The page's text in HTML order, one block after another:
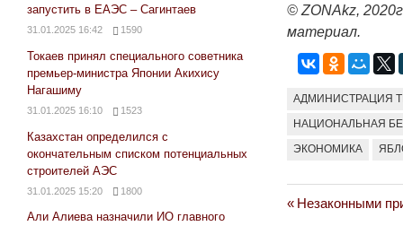
© ZONAkz, 2020
материал.
АДМИНИСТРАЦИЯ
НАЦИОНАЛЬНАЯ
ЭКОНОМИКА
Навигация
Previous
Незаконными
запустить в ЕАЭС – Сагинтаев
31.01.2025 16:42 1590
Токаев принял специального советника
премьер-министра Японии Акихису
Нагашиму
31.01.2025 16:10 1523
Казахстан определился с
окончательным списком потенциальных
строителей АЭС
31.01.2025 15:20 1800
Али Алиева назначили ИО главного